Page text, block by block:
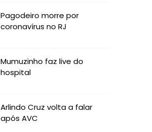
Pagodeiro morre por
coronavírus no RJ
Mumuzinho faz live do
hospital
Arlindo Cruz volta a falar
após AVC